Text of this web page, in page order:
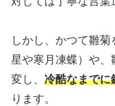
しかし、かつて雛
星や寒月凍蝶）や、
変し、 冷酷なまでに
ります。